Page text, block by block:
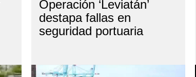
Operación ‘Leviatán’
destapa fallas en
seguridad portuaria